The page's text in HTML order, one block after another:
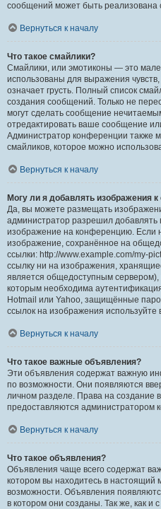
сообщений может быть реализована
Вернуться к началу
Что такое смайлики?
Смайлики, или эмотиконы — это
использованы для выражения
означает грусть. Полный список
создания сообщений. Только не
могут сделать сообщение
отредактировать ваше сообщение
Администратор конференции также
смайликов, которое можно
Вернуться к началу
Могу ли я добавлять изображения
Да, вы можете размещать
администратор разрешил добавлять
изображение на конференцию. Если
изображение, сохранённое на
ссылки: http://www.example.com/my-
ссылку ни на изображения,
является общедоступным
которым необходима
Hotmail или Yahoo, защищённые
ссылок на изображения используйте
Вернуться к началу
Что такое важные объявления?
Эти объявления содержат важную
по возможности. Они появляются
личном разделе. Права на создание
предоставляются администратором
Вернуться к началу
Что такое объявления?
Объявления чаще всего содержат
котором вы находитесь в
возможности. Объявления
в котором они созданы. Так же, как